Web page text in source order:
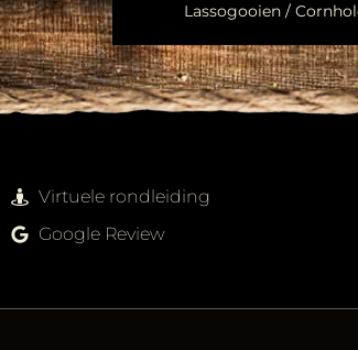
Lassogooien /
Virtuele rondleiding
Google Review